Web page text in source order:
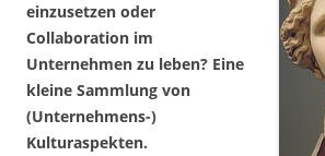
einzusetzen oder
Collaboration im
Unternehmen zu leben? Eine
kleine Sammlung von
(Unternehmens-)
Kulturaspekten.